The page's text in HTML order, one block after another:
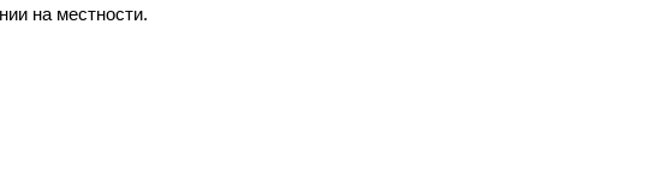
на местности.